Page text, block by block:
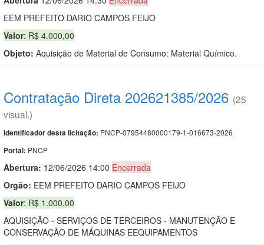
EEM PREFEITO DARIO CAMPOS FEIJO
Valor: R$ 4.000,00
Objeto: Aquisição de Material de Consumo: Material Químico.
Contratação Direta 202621385/2026 (25
visual.)
Identificador desta licitação: PNCP-07954480000179-1-016673-2026
Portal: PNCP
Abertura: 12/06/2026 14:00 Encerrada
Orgão: EEM PREFEITO DARIO CAMPOS FEIJO
Valor: R$ 1.000,00
AQUISIÇÃO - SERVIÇOS DE TERCEIROS - MANUTENÇÃO E
CONSERVAÇÃO DE MÁQUINAS EEQUIPAMENTOS